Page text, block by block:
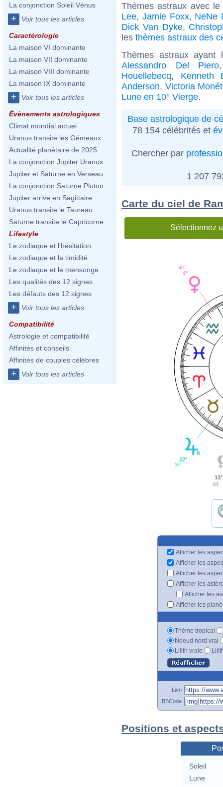
La conjonction Soleil Vénus
+ Voir tous les articles
Caractérologie
La maison VI dominante
La maison VII dominante
La maison VIII dominante
La maison IX dominante
+ Voir tous les articles
Évènements astrologiques
Climat mondial actuel
Uranus transite les Gémeaux
Actualité planétaire de 2025
La conjonction Jupiter Uranus
Jupiter et Saturne en Verseau
La conjonction Saturne Pluton
Jupiter arrive en Sagittaire
Uranus transite le Taureau
Saturne transite le Capricorne
Lifestyle
Le zodiaque et l'hésitation
Le zodiaque et la timidité
Le zodiaque et le mensonge
Les qualités des 12 signes
Les défauts des 12 signes
+ Voir tous les articles
Compatibilité
Astrologie et compatibilité
Affinités et conseils
Affinités de couples célèbres
+ Voir tous les articles
Thèmes astraux avec
Lee, Jamie Foxx, NeNe
Dick Van Dyke,
les thèmes astraux des
Thèmes astraux
Alessandro Del Piero
Houellebecq, Kenneth
Anderson, Victoria Monét
Lune en 10° Vierge.
Base astrologique de
78 154 célébrités et
Chercher par
1 207
Carte du ciel de
Sélectionnez
4°
40'
22°
59'
13°
04'
Afficher les
Afficher les
Afficher les
Afficher les
Afficher les
Afficher les
Thème tropical
Noeud nord vrai
Lilith vraie
Lien
BBCode
Positions et
Soleil
Lune